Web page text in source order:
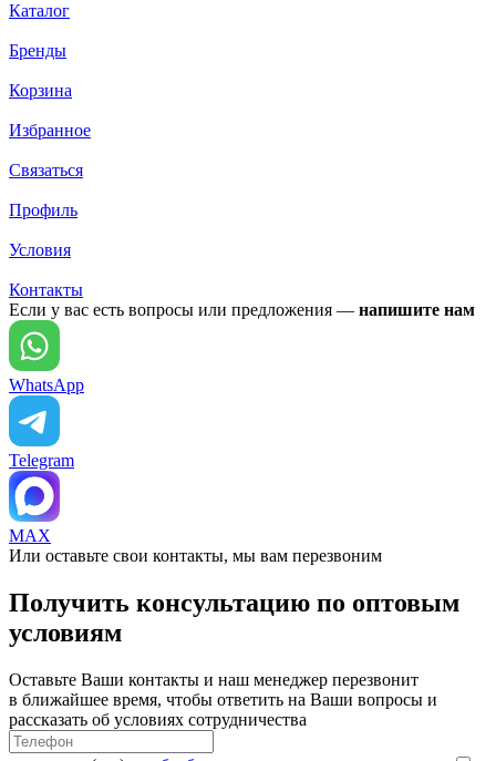
Каталог
Бренды
Корзина
Избранное
Связаться
Профиль
Условия
Контакты
Если у вас есть вопросы или предложения — напишите нам
WhatsApp
Telegram
MAX
Или оставьте свои контакты, мы вам перезвоним
Получить консультацию по оптовым
условиям
Оставьте Ваши контакты и наш менеджер перезвонит
в ближайшее время, чтобы ответить на Ваши вопросы и
рассказать об условиях сотрудничества